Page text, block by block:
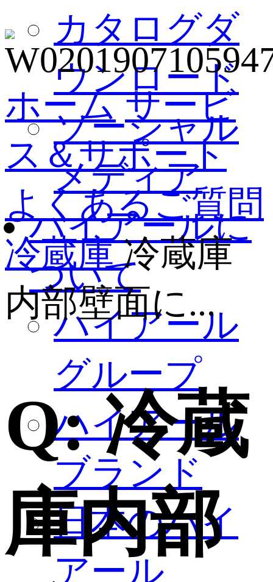
カタログダ
ウンロード
ソーシャル
メディア
ハイアールに
ついて
ハイアール
グループ
ハイアール
ブランド
日本のハイ
アール
ホーム サービ
ス＆サポート
よくあるご質問
冷蔵庫冷蔵庫
内部壁面に...
Q:冷蔵
庫内部